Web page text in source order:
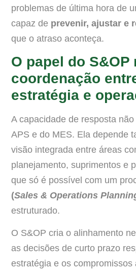
problemas de última hora de
capaz de prevenir, ajustar e
que o atraso aconteça.
O papel do S&OP
coordenação
estratégia e
A capacidade de resposta
APS e do MES. Ela depende
visão integrada entre áreas
planejamento, suprimentos e
que só é possível com um
(Sales & Operations
estruturado.
O S&OP cria o alinhamento
as decisões de curto prazo
estratégia e os compromissos